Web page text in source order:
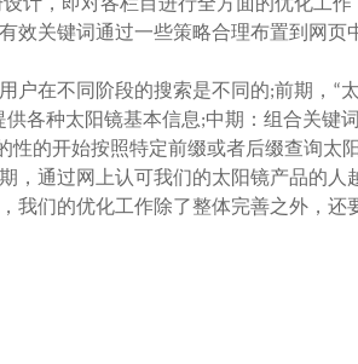
计，即对各栏目进行全方面的优化工作
效关键词通过一些策略合理布置到网页
在不同阶段的搜索是不同的;前期，“
各种太阳镜基本信息;中期：组合关键词
性的开始按照特定前缀或者后缀查询太
，通过网上认可我们的太阳镜产品的人
我们的优化工作除了整体完善之外，还